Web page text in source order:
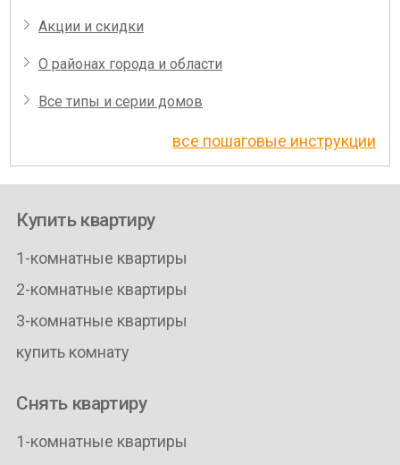
Акции и скидки
О районах города и области
Все типы и серии домов
все пошаговые инструкции
Купить квартиру
1-комнатные квартиры
2-комнатные квартиры
3-комнатные квартиры
купить комнату
Снять квартиру
1-комнатные квартиры